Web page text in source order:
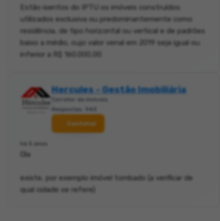
Estão isentos do IPTU os imóveis construídos
utilizados exclusiva ou predominantemente como
residência, de tipo horizontal ou vertical e de padrões
baixo a médio, cujo valor venal em 2019 seja igual ou
inferior a R$ 160.000,00
Hercules - Gestão Imobiliária
Corretor de imóveis
Respostas: 943
Contatar
há 5 anos
Ola
existe, por exemplo imóvel tombado (a verificar de
qual cidade se refere)